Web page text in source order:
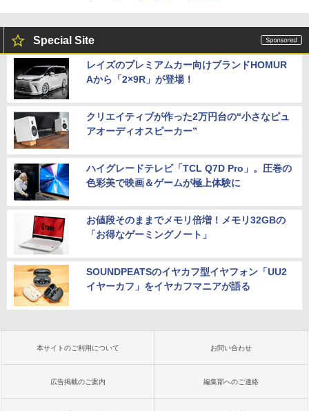
Special Site
レイズのプレミアムカー向けブランドHOMUR
Aから「2×9R」が登場！
クリエイティブが作った2万円台の“小さなピュ
アオーディオスピーカー”
ハイグレードテレビ「TCL Q7D Pro」。圧巻の
色彩美で映画＆ゲームが極上体験に
お値段そのままでメモリ倍増！メモリ32GBの
「お得なゲーミングノート」
SOUNDPEATSのイヤカフ型イヤフォン「UU2
イヤーカフ」をイヤカフマニアが語る
本サイトのご利用について お問い合わせ
広告掲載のご案内 編集部へのご連絡